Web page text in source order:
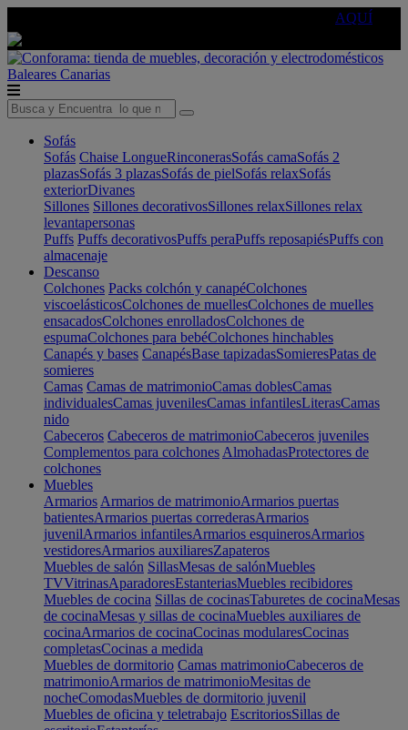
AQUÍ
Baleares Canarias
Sofás
Sofás Chaise LongueRinconerasSofás camaSofás 2
plazasSofás 3 plazasSofás de pielSofás relaxSofás
exteriorDivanes
Sillones Sillones decorativosSillones relaxSillones relax
levantapersonas
Puffs Puffs decorativosPuffs peraPuffs reposapiésPuffs con
almacenaje
Descanso
Colchones Packs colchón y canapéColchones
viscoelásticosColchones de muellesColchones de muelles
ensacadosColchones enrolladosColchones de
espumaColchones para bebéColchones hinchables
Canapés y bases CanapésBase tapizadasSomieresPatas de
somieres
Camas Camas de matrimonioCamas doblesCamas
individualesCamas juvenilesCamas infantilesLiterasCamas
nido
Cabeceros Cabeceros de matrimonioCabeceros juveniles
Complementos para colchones AlmohadasProtectores de
colchones
Muebles
Armarios Armarios de matrimonioArmarios puertas
batientesArmarios puertas correderasArmarios
juvenilArmarios infantilesArmarios esquinerosArmarios
vestidoresArmarios auxiliaresZapateros
Muebles de salón SillasMesas de salónMuebles
TVVitrinasAparadoresEstanteriasMuebles recibidores
Muebles de cocina Sillas de cocinasTaburetes de cocinaMesas
de cocinaMesas y sillas de cocinaMuebles auxiliares de
cocinaArmarios de cocinaCocinas modularesCocinas
completasCocinas a medida
Muebles de dormitorio Camas matrimonioCabeceros de
matrimonioArmarios de matrimonioMesitas de
nocheComodasMuebles de dormitorio juvenil
Muebles de oficina y teletrabajo EscritoriosSillas de